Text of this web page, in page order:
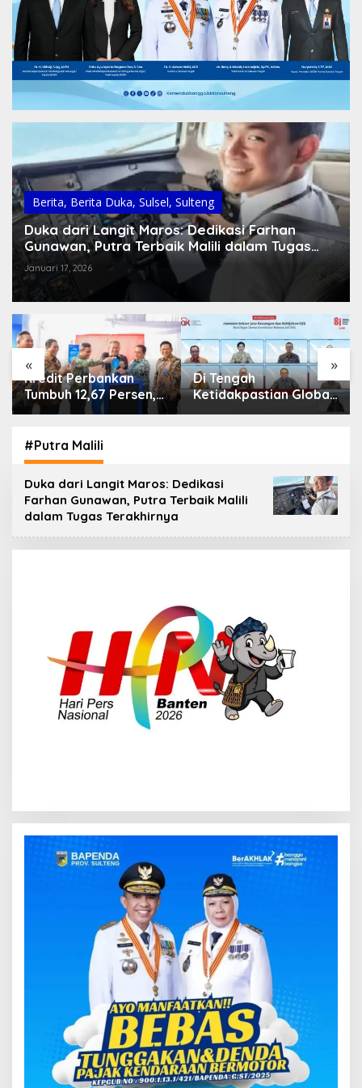
Berita, Berita Duka, Sulsel, Sulteng
Duka dari Langit Maros: Dedikasi Farhan
Gunawan, Putra Terbaik Malili dalam Tugas
Terakhirnya
Januari 17, 2026
« »
Di Tengah
Ketidakpastian Global,
OJK Pastikan
Keuangan Tetap
Terjaga
IHSG Menguat, Jumlah
Investor Pasar Modal
Tembus 30 Juta per
#Putra Malili
Duka dari Langit Maros: Dedikasi
Farhan Gunawan, Putra Terbaik Malili
dalam Tugas Terakhirnya